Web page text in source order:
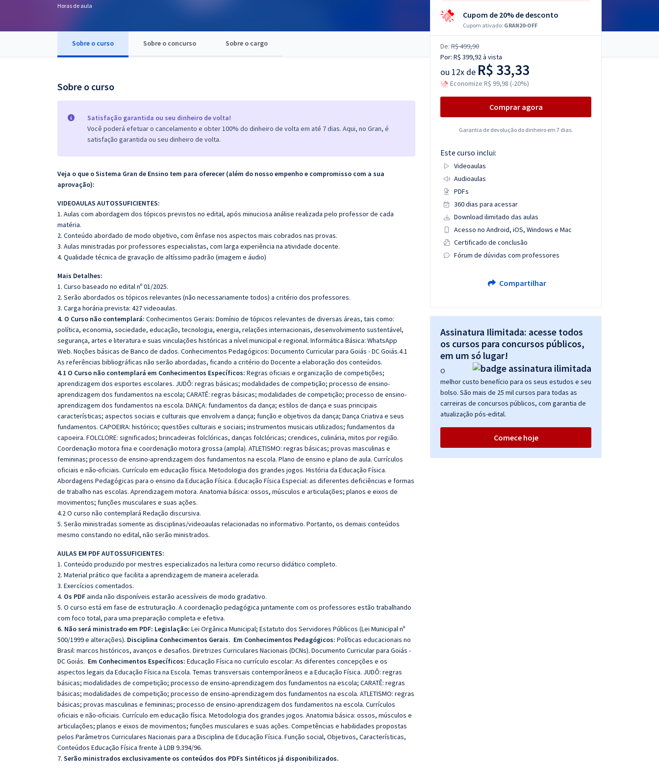
OAB
Questões grátis
Conteúdo gratuito
Horas de aula
Sobre o curso Sobre o concurso Sobre o cargo
Sobre o curso
Satisfação garantida ou seu dinheiro de volta!
Você poderá efetuar o cancelamento e obter 100% do dinheiro de volta em até 7 dias. Aqui, no Gran, é
satisfação garantida ou seu dinheiro de volta.
Veja o que o Sistema Gran de Ensino tem para oferecer (além do nosso empenho e compromisso com a sua
aprovação):
VIDEOAULAS AUTOSSUFICIENTES:
1. Aulas com abordagem dos tópicos previstos no edital, após minuciosa análise realizada pelo professor de cada
matéria.
2. Conteúdo abordado de modo objetivo, com ênfase nos aspectos mais cobrados nas provas.
3. Aulas ministradas por professores especialistas, com larga experiência na atividade docente.
4. Qualidade técnica de gravação de altíssimo padrão (imagem e áudio)
Mais Detalhes:
1. Curso baseado no edital nº 01/2025.
2. Serão abordados os tópicos relevantes (não necessariamente todos) a critério dos professores.
3. Carga horária prevista: 427 videoaulas.
4. O Curso não contemplará: Conhecimentos Gerais: Domínio de tópicos relevantes de diversas áreas, tais como:
política, economia, sociedade, educação, tecnologia, energia, relações internacionais, desenvolvimento sustentável,
segurança, artes e literatura e suas vinculações históricas a nível municipal e regional. Informática Básica: WhatsApp
Web. Noções básicas de Banco de dados. Conhecimentos Pedagógicos: Documento Curricular para Goiás - DC Goiás.4.1
As referências bibliográficas não serão abordadas, ficando a critério do Docente a elaboração dos conteúdos.
4.1 O Curso não contemplará em Conhecimentos Específicos: Regras oficiais e organização de competições;
aprendizagem dos esportes escolares. JUDÔ: regras básicas; modalidades de competição; processo de ensino-
aprendizagem dos fundamentos na escola; CARATÊ: regras básicas; modalidades de competição; processo de ensino-
aprendizagem dos fundamentos na escola. DANÇA: fundamentos da dança; estilos de dança e suas principais
características; aspectos sociais e culturais que envolvem a dança; função e objetivos da dança; Dança Criativa e seus
fundamentos. CAPOEIRA: histórico; questões culturais e sociais; instrumentos musicais utilizados; fundamentos da
capoeira. FOLCLORE: significados; brincadeiras folclóricas, danças folclóricas; crendices, culinária, mitos por região.
Coordenação motora fina e coordenação motora grossa (ampla). ATLETISMO: regras básicas; provas masculinas e
femininas; processo de ensino-aprendizagem dos fundamentos na escola. Plano de ensino e plano de aula. Currículos
oficiais e não-oficiais. Currículo em educação física. Metodologia dos grandes jogos. História da Educação Física.
Abordagens Pedagógicas para o ensino da Educação Física. Educação Física Especial: as diferentes deficiências e formas
de trabalho nas escolas. Aprendizagem motora. Anatomia básica: ossos, músculos e articulações; planos e eixos de
movimentos; funções musculares e suas ações.
4.2 O curso não contemplará Redação discursiva.
5. Serão ministradas somente as disciplinas/videoaulas relacionadas no informativo. Portanto, os demais conteúdos
mesmo constando no edital, não serão ministrados.
AULAS EM PDF AUTOSSUFICIENTES:
1. Conteúdo produzido por mestres especializados na leitura como recurso didático completo.
2. Material prático que facilita a aprendizagem de maneira acelerada.
3. Exercícios comentados.
4. Os PDFainda não disponíveis estarão acessíveis de modo gradativo.
5. O curso está em fase de estruturação. A coordenação pedagógica juntamente com os professores estão trabalhando
com foco total, para uma preparação completa e efetiva.
6. Não será ministrado em PDF: Legislação: Lei Orgânica Municipal; Estatuto dos Servidores Públicos (Lei Municipal nº
500/1999 e alterações). Disciplina Conhecimentos Gerais. Em Conhecimentos Pedagógicos: Políticas educacionais no
Brasil: marcos históricos, avanços e desafios. Diretrizes Curriculares Nacionais (DCNs). Documento Curricular para Goiás -
DC Goiás. Em Conhecimentos Específicos: Educação Física no currículo escolar: As diferentes concepções e os
aspectos legais da Educação Física na Escola. Temas transversais contemporâneos e a Educação Física. JUDÔ: regras
básicas; modalidades de competição; processo de ensino-aprendizagem dos fundamentos na escola; CARATÊ: regras
básicas; modalidades de competição; processo de ensino-aprendizagem dos fundamentos na escola. ATLETISMO: regras
básicas; provas masculinas e femininas; processo de ensino-aprendizagem dos fundamentos na escola. Currículos
oficiais e não-oficiais. Currículo em educação física. Metodologia dos grandes jogos. Anatomia básica: ossos, músculos e
articulações; planos e eixos de movimentos; funções musculares e suas ações. Competências e habilidades propostas
pelos Parâmetros Curriculares Nacionais para a Disciplina de Educação Física. Função social, Objetivos, Características,
Conteúdos Educação Física frente à LDB 9.394/96.
7. Serão ministrados exclusivamente os conteúdos dos PDFs Sintéticos já disponibilizados.
Cupom de 20% de desconto
Cupom ativado: GRAN20-OFF
De: R$ 499,90
Por: R$ 399,92à vista
ou 12x de R$ 33,33
Economize R$ 99,98 (-20%)
Comprar agora
Garantia de devolução do dinheiro em 7 dias.
Este curso inclui:
Videoaulas
Audioaulas
PDFs
360 dias para acessar
Download ilimitado das aulas
Acesso no Android, iOS, Windows e Mac
Certificado de conclusão
Fórum de dúvidas com professores
Compartilhar
Assinatura Ilimitada: acesse todos
os cursos para concursos públicos,
em um só lugar!
O
melhor custo benefício para os seus estudos e seu
bolso. São mais de 25 mil cursos para todas as
carreiras de concursos públicos, com garantia de
atualização pós-edital.
Comece hoje